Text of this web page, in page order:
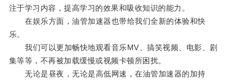
注于学习内容，提高学习的效果和吸收知识的能力。
在娱乐方面，油管加速器也带给我们全新的体验和快
乐。
我们可以更加畅快地观看音乐MV、搞笑视频、电影、剧
集等等，不再被加载缓慢或视频卡顿所困扰。
无论是昼夜，无论是高低网速，在油管加速器的加持